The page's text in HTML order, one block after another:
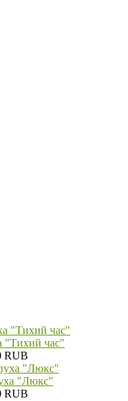
"Тихий час"
RUB
"Люкс"
RUB